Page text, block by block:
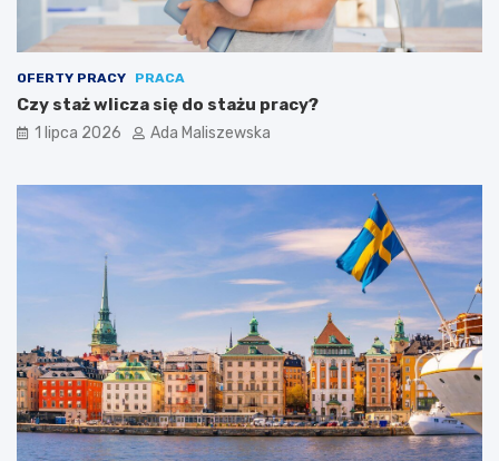
OFERTY PRACY PRACA
Czy staż wlicza się do stażu pracy?
1 lipca 2026 Ada Maliszewska